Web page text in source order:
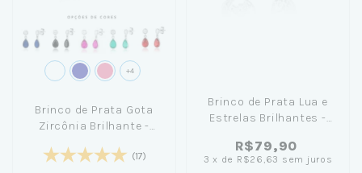
+4
Brinco de Prata Gota
Zircônia Brilhante -
(17)
Brinco de Prata Lua e
Estrelas Brilhantes -
R$79,90
3 x de R$26,63 sem juros